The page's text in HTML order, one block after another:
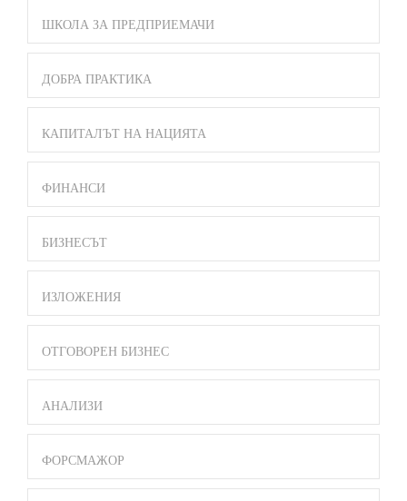
ШКОЛА ЗА ПРЕДПРИЕМАЧИ
ДОБРА ПРАКТИКА
КАПИТАЛЪТ НА НАЦИЯТА
ФИНАНСИ
БИЗНЕСЪТ
ИЗЛОЖЕНИЯ
ОТГОВОРЕН БИЗНЕС
АНАЛИЗИ
ФОРСМАЖОР